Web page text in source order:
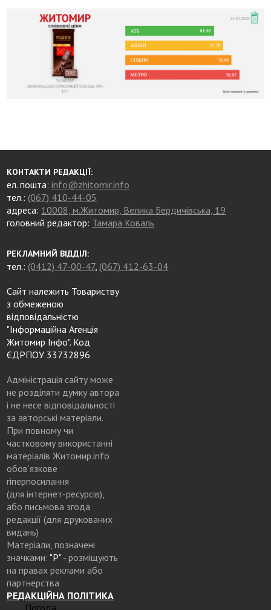
КОНТАКТИ РЕДАКЦІЇ:
ел. пошта:info@zhitomir.info
тел.: (067) 410-44-05
адреса: 10008, м.Житомир, Велика Бердичівська, 19
головний редактор: Тамара Коваль
РЕКЛАМНИЙ ВІДДІЛ:
тел.: (0412) 47-00-47, (067) 412-63-04
Сайт належить Товариству
з обмеженою
відповідальністю
"Інформаційна Агенція
Житомир Інфо". Код
ЄДРПОУ 33732896
Адміністрація сайту може
не розділяти думку автора
і не несе відповідальності
за авторські матеріали.
При повному чи
частковому використанні
матеріалів Житомир.info
обов’язкове
гіперпосилання
(для інтернет-ресурсів),
або письмова згода
редакції (для друкованих
видань)
Матеріали, позначені
значками: "Р"- розміщують
на правах реклами або
партнерства
РЕДАКЦІЙНА ПОЛІТИКА
Погода